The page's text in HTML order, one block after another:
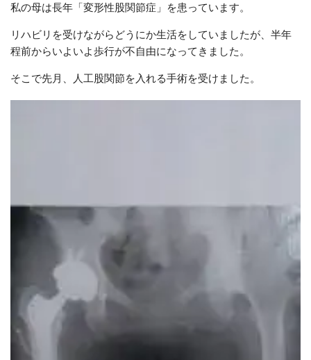
私の母は長年「変形性股関節症」を患っています。
リハビリを受けながらどうにか生活をしていましたが、半年
程前からいよいよ歩行が不自由になってきました。
そこで先月、人工股関節を入れる手術を受けました。